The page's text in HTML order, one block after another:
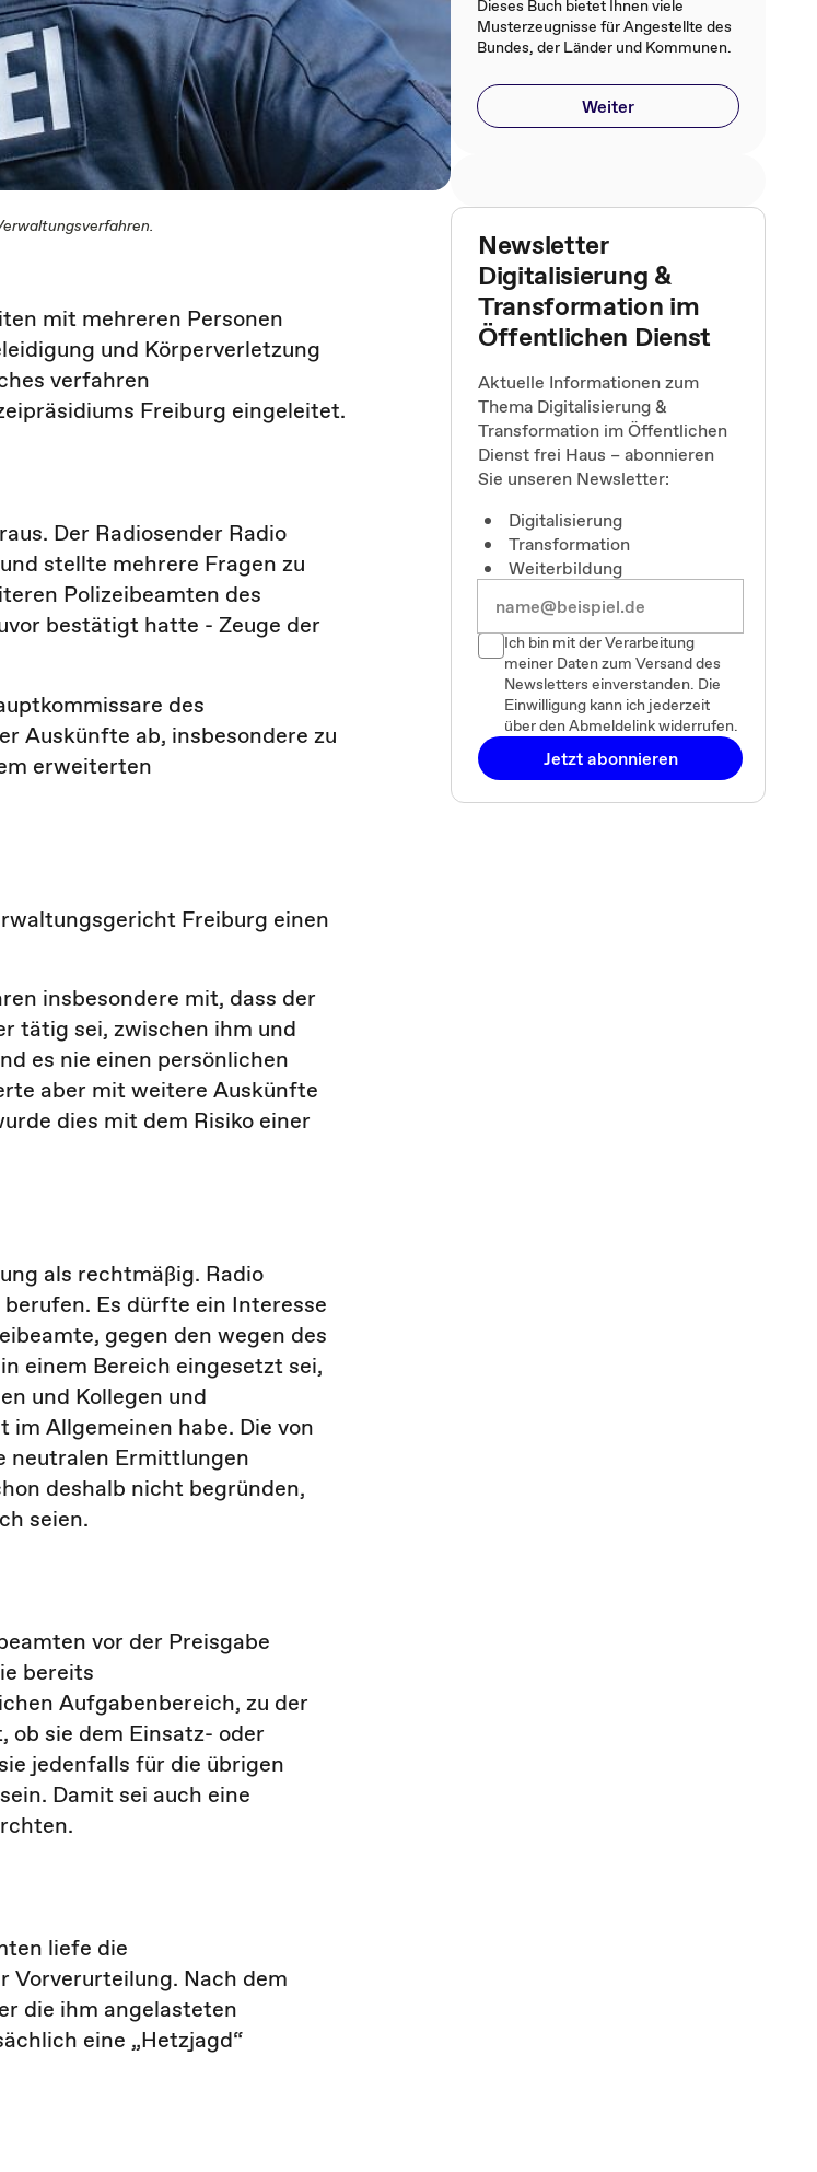
mit mehreren Personen
und Körperverletzung
verfahren
Freiburg eingeleitet.
Der Radiosender Radio
stellte mehrere Fragen zu
Polizeibeamten des
bestätigt hatte - Zeuge der
des
Auskünfte ab, insbesondere zu
erweiterten
Freiburg einen
insbesondere mit, dass der
tätig sei, zwischen ihm und
es nie einen persönlichen
aber mit weitere Auskünfte
dies mit dem Risiko einer
als rechtmäßig. Radio
Es dürfte ein Interesse
gegen den wegen des
einem Bereich eingesetzt sei,
und Kollegen und
Allgemeinen habe. Die von
neutralen Ermittlungen
deshalb nicht begründen,
seien.
vor der Preisgabe
bereits
Aufgabenbereich, zu der
ob sie dem Einsatz- oder
jedenfalls für die übrigen
Damit sei auch eine
liefe die
Vorverurteilung. Nach dem
die ihm angelasteten
eine „Hetzjagd“
Dieses Buch bietet Ihnen viele
Musterzeugnisse für Angestellte des
Bundes, der Länder und Kommunen.
Weiter
Newsletter
Digitalisierung &
Transformation im
Öffentlichen Dienst
Aktuelle Informationen zum
Thema Digitalisierung &
Transformation im Öffentlichen
Dienst frei Haus – abonnieren
Sie unseren Newsletter:
Digitalisierung
Transformation
Weiterbildung
Ich bin mit der Verarbeitung
meiner Daten zum Versand des
Newsletters einverstanden. Die
Einwilligung kann ich jederzeit
über den Abmeldelink widerrufen.
Jetzt abonnieren